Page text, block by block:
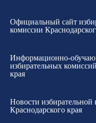
Официальный сайт
комиссии
Информационно-
избирательных
края
Новости избирательной
Краснодарского края